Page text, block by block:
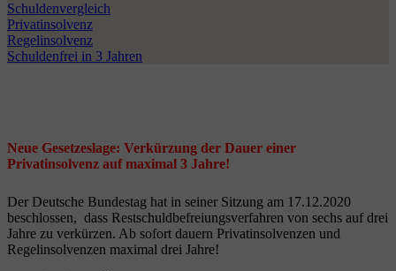
Schuldenvergleich
Privatinsolvenz
Regelinsolvenz
Schuldenfrei in 3 Jahren
Neue Gesetzeslage: Verkürzung der Dauer einer
Privatinsolvenz auf maximal 3 Jahre!
Der Deutsche Bundestag hat in seiner Sitzung am 17.12.2020
beschlossen, dass Restschuldbefreiungsverfahren von sechs auf drei
Jahre zu verkürzen. Ab sofort dauern Privatinsolvenzen und
Regelinsolvenzen maximal drei Jahre!